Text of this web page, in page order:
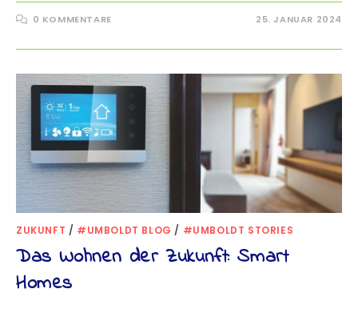
0 KOMMENTARE 25. JANUAR 2024
ZUKUNFT / #UMBOLDT BLOG / #UMBOLDT STORIES
Das Wohnen der Zukunft: Smart
Homes